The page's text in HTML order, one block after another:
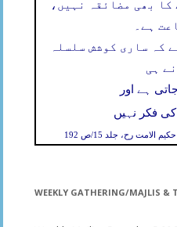
بھی مضائقہ نہیں،
ہے۔
کہ ساری کوشش سلسلہ
ہی
ہے اور
کی فکر نہیں
رح، جلد 15/ص 192
WEEKLY GATHERING/MAJLIS &